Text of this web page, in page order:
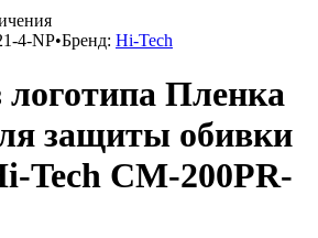
4-NP•Бренд: Hi-Tech
логотипа Пленка
защиты обивки
Tech CM-200PR-